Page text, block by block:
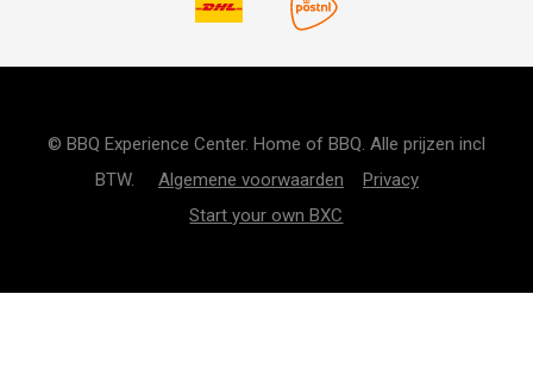
© BBQ Experience Center. Home of BBQ. Alle prijzen incl
BTW. Algemene voorwaarden
Privacy
Start your own BXC